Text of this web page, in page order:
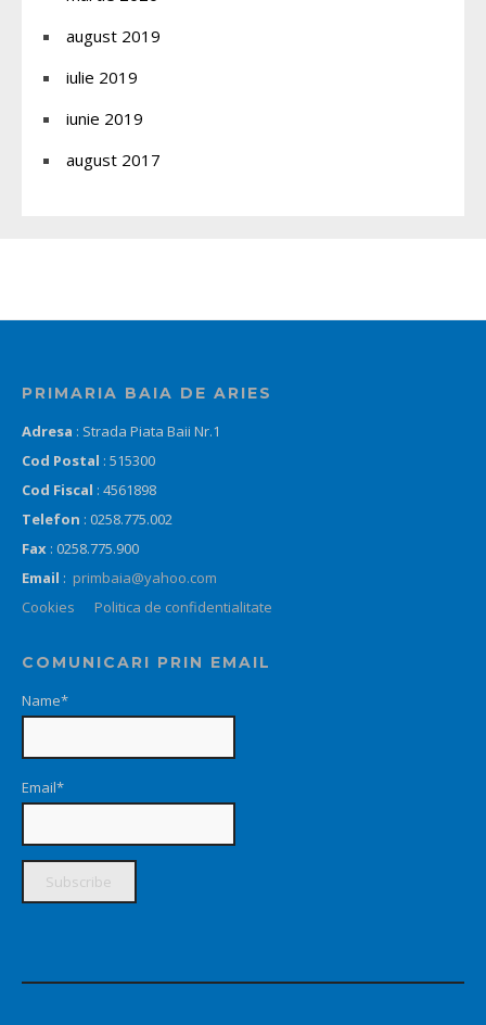
august 2019
iulie 2019
iunie 2019
august 2017
PRIMARIA BAIA DE ARIES
Adresa : Strada Piata Baii Nr.1
Cod Postal : 515300
Cod Fiscal : 4561898
Telefon : 0258.775.002
Fax : 0258.775.900
Email : primbaia@yahoo.com
Cookies
Politica de confidentialitate
COMUNICARI PRIN EMAIL
Name*
Email*